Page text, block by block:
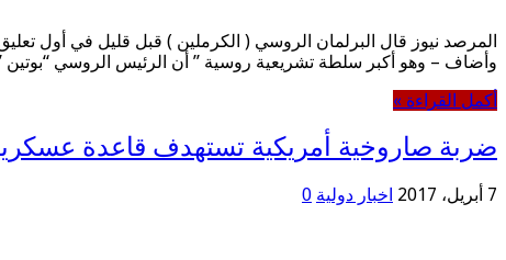
المرصد نيوز قال البرلمان الروسي ( الكرملين ) قبل قليل في أول
وأضاف – وهو أكبر سلطة تشريعية روسية ” أن الرئيس الروسي “بوتين
أكمل القراءة »
ضربة صاروخية أمريكية تستهدف قاعدة
7 أبريل، 2017 اخبار دولية 0